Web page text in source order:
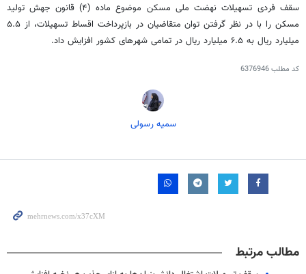
سقف فردی تسهیلات نهضت ملی مسکن موضوع ماده (۴) قانون جهش تولید
مسکن را با در نظر گرفتن توان متقاضیان در بازپرداخت اقساط تسهیلات، از ۵.۵
میلیارد ریال به ۶.۵ میلیارد ریال در تمامی شهرهای کشور افزایش داد.
کد مطلب6376946
سمیه رسولی
مطالب مرتبط